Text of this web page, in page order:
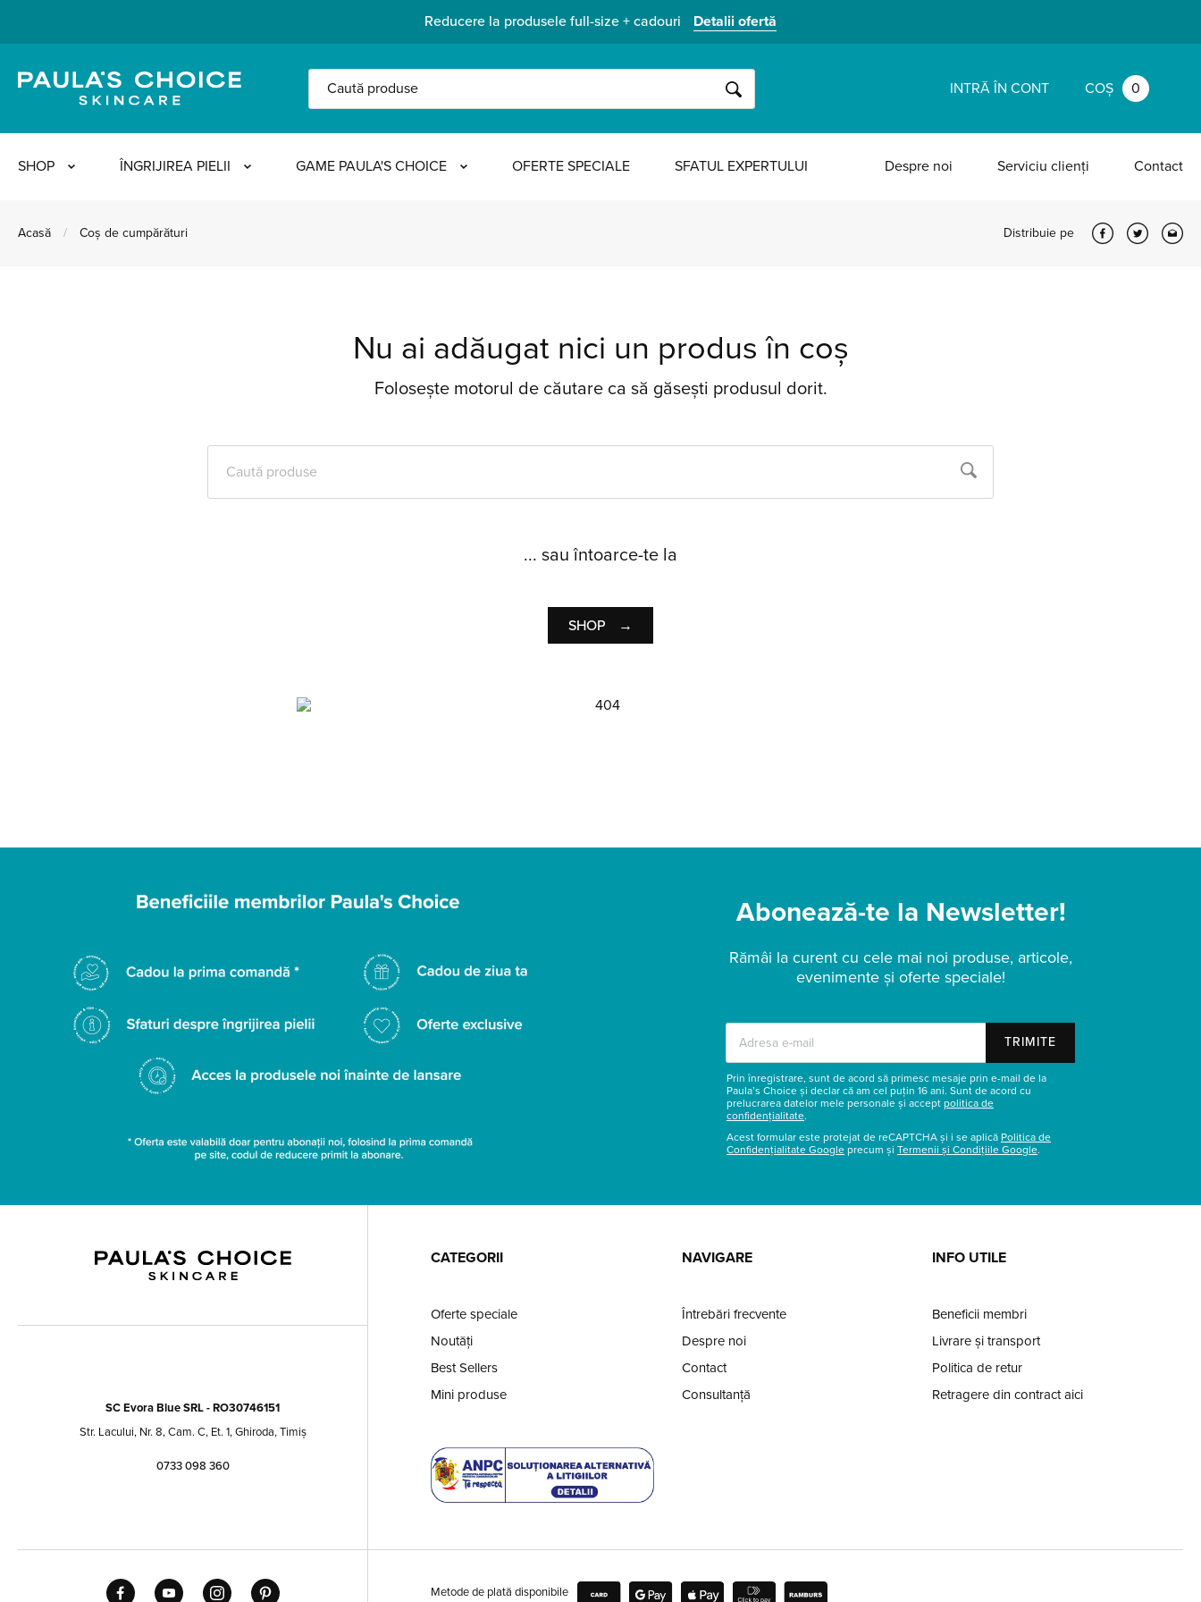
Reducere la produsele full-size + cadouri Detalii ofertă
CAUTĂ INTRĂ ÎN CONT COȘ 0
SHOP ÎNGRIJIREA PIELII GAME PAULA'S CHOICE OFERTE SPECIALE SFATUL EXPERTULUI Despre noi Serviciu clienți Contact
Acasă / Coș de cumpărături Distribuie pe
Nu ai adăugat nici un produs în coș
Folosește motorul de căutare ca să găsești produsul dorit.
... sau întoarce-te la
SHOP →
Abonează-te la Newsletter!
Rămâi la curent cu cele mai noi produse, articole,
evenimente și oferte speciale!
TRIMITE
Prin înregistrare, sunt de acord să primesc mesaje prin e-mail de la
Paula’s Choice și declar că am cel puțin 16 ani. Sunt de acord cu
prelucrarea datelor mele personale și accept politica de
confidențialitate.
Acest formular este protejat de reCAPTCHA și i se aplică Politica de
Confidențialitate Google precum și Termenii și Condițiile Google.
SC Evora Blue SRL - RO30746151
Str. Lacului, Nr. 8, Cam. C, Et. 1, Ghiroda, Timiș
0733 098 360
CATEGORII
Oferte speciale
Noutăți
Best Sellers
Mini produse
NAVIGARE
Întrebări frecvente
Despre noi
Contact
Consultanță
INFO UTILE
Beneficii membri
Livrare și transport
Politica de retur
Retragere din contract aici
Metode de plată disponibile